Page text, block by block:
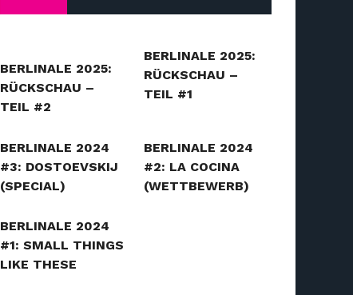
BERLINALE 2025:
RÜCKSCHAU –
TEIL #2
BERLINALE 2025:
RÜCKSCHAU –
TEIL #1
BERLINALE 2024
#3: DOSTOEVSKIJ
(SPECIAL)
BERLINALE 2024
#2: LA COCINA
(WETTBEWERB)
BERLINALE 2024
#1: SMALL THINGS
LIKE THESE